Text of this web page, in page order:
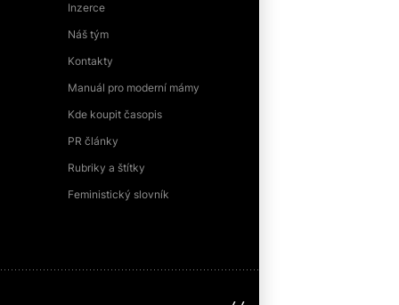
Inzerce
Náš tým
Kontakty
Manuál pro moderní mámy
Kde koupit časopis
PR články
Rubriky a štítky
Feministický slovník